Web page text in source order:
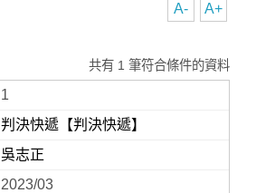
A+
A-
共有 1 筆符合條件的資料
1
判決快遞【判決快遞】
吳志正
2023/03